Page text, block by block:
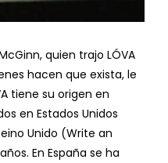
quien trajo LÓVA
hacen que exista, le
tiene su origen en
en Estados Unidos
Unido (Write an
En España se ha